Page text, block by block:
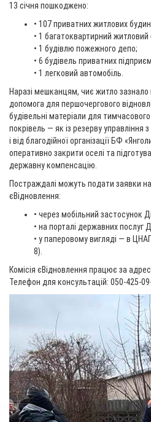
13 січня пошкоджено:
• 107 приватних житлових
• 1 багатоквартирний житловий
• 1 будівлю пожежного депо;
• 6 будівель приватних
• 1 легковий автомобіль.
Наразі мешканцям, чиє житло
допомога для першочергового
будівельні матеріали для
покрівель — як із резерву управління
і від благодійної організації БФ
оперативно закрити оселі та
державну компенсацію.
Постраждалі можуть подати заявки
єВідновлення:
• через мобільний застосунок
• на порталі державних послуг
• у паперовому вигляді — в
8).
Комісія єВідновлення працює за
Телефон для консультацій: 050-425-